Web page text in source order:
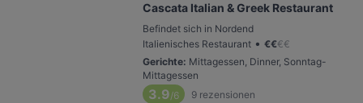
Cascata Italian & Greek Restaurant
Befindet sich in Nordend
Italienisches Restaurant • €€€€
Gerichte: Mittagessen, Dinner, Sonntag-
Mittagessen
3.9/6 9 rezensionen